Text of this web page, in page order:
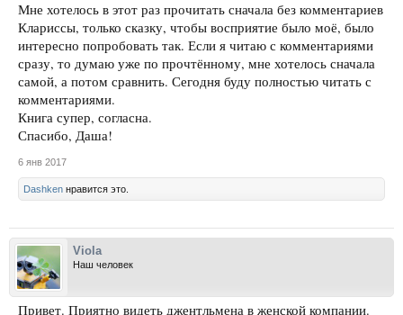
Мне хотелось в этот раз прочитать сначала без комментариев
Клариссы, только сказку, чтобы восприятие было моё, было
интересно попробовать так. Если я читаю с комментариями
сразу, то думаю уже по прочтённому, мне хотелось сначала
самой, а потом сравнить. Сегодня буду полностью читать с
комментариями.
Книга супер, согласна.
Спасибо, Даша!
6 янв 2017
Dashken нравится это.
Viola
Наш человек
Привет. Приятно видеть джентльмена в женской компании.